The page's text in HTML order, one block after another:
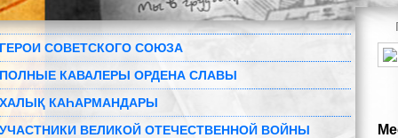
ГЕРОИ СОВЕТСКОГО СОЮЗА
ПОЛНЫЕ КАВАЛЕРЫ ОРДЕНА СЛАВЫ
ХАЛЫҚ КАҺАРМАНДАРЫ
УЧАСТНИКИ ВЕЛИКОЙ ОТЕЧЕСТВЕННОЙ ВОЙНЫ